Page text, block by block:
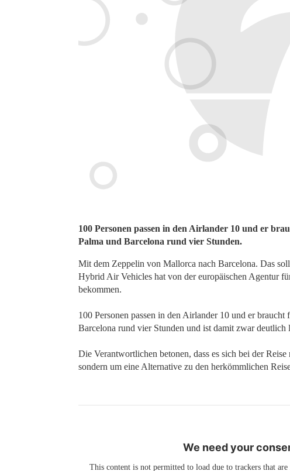
100 Personen passen in den Airlander 10 und er
Palma und Barcelona rund vier Stunden.
Mit dem Zeppelin von Mallorca nach Barcelona. Das
Hybrid Air Vehicles hat von der europäischen Agentur
bekommen.
100 Personen passen in den Airlander 10 und er
Barcelona rund vier Stunden und ist damit zwar deutlich
Die Verantwortlichen betonen, dass es sich bei der
sondern um eine Alternative zu den herkömmlichen
We need your
This content is not permitted to load due to trackers that